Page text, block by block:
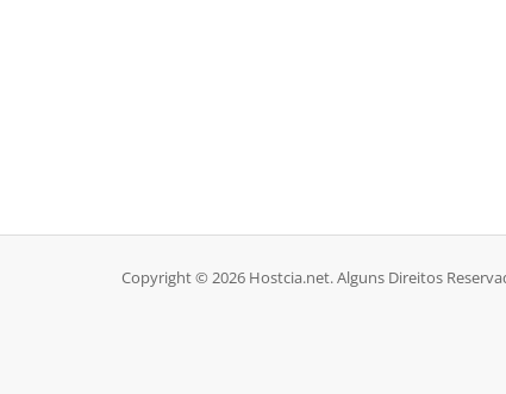
Copyright © 2026 Hostcia.net. Alguns Direitos